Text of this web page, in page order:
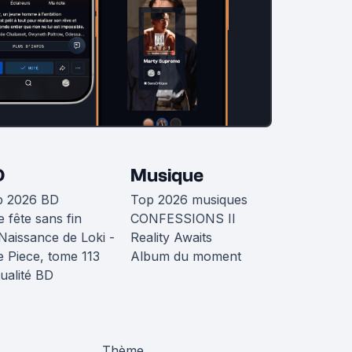
2026 BD
fête sans fin
de Loki -
Piece, tome 113
BD
Musique
Top 2026 musiques
CONFESSIONS II
Reality Awaits
Album du moment